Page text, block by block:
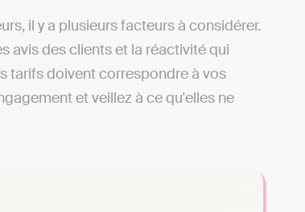
il y a plusieurs facteurs à considérer.
avis des clients et la réactivité qui
tarifs doivent correspondre à vos
et veillez à ce qu'elles ne